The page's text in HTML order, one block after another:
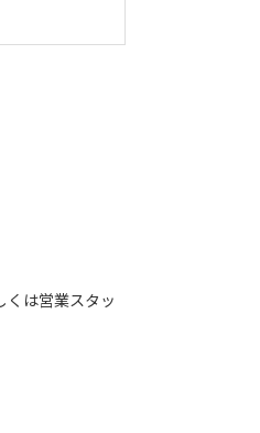
くは営業スタッ